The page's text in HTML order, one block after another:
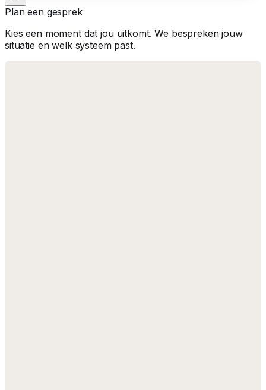
Plan een gesprek
Kies een moment dat jou uitkomt. We bespreken jouw
situatie en welk systeem past.